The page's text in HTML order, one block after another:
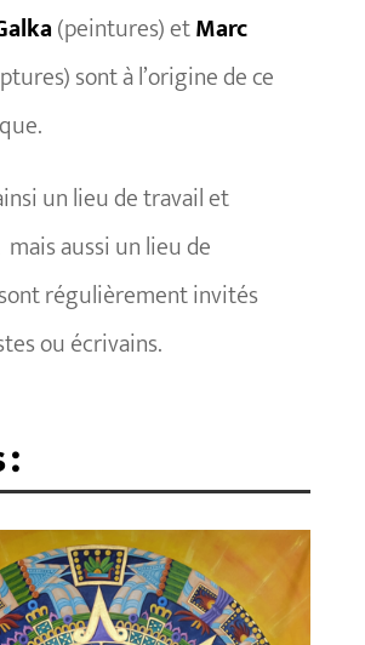
(peintures) etMarc
sont à l’origine de ce
un lieu de travail et
aussi un lieu de
régulièrement invités
ou écrivains.